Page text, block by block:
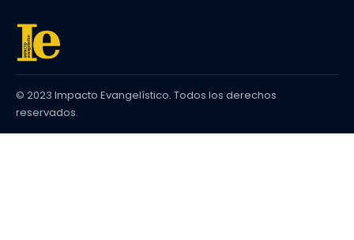
© 2023 Impacto Evangelístico. Todos los derechos
reservados.